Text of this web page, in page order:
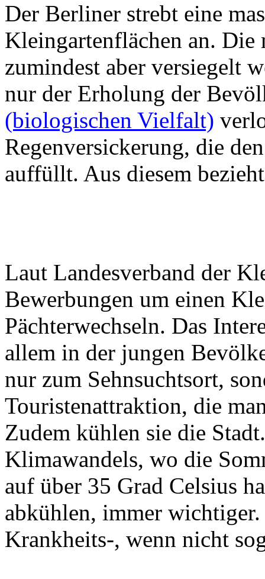
Der Berliner strebt eine
Kleingartenflächen an. Die
zumindest aber versiegelt
nur der Erholung der
(biologischen Vielfalt)
Regenversickerung, die
auffüllt. Aus diesem
Laut Landesverband der
Bewerbungen um einen
Pächterwechseln. Das
allem in der jungen
nur zum Sehnsuchtsort,
Touristenattraktion, die
Zudem kühlen sie die
Klimawandels, wo die
auf über 35 Grad Celsius
abkühlen, immer
Krankheits-, wenn nicht